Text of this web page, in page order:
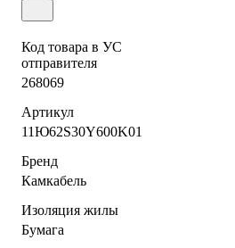
Код товара в УС
отправителя
268069
Артикул
11Ю62S30Y600K01
Бренд
Камкабель
Изоляция жилы
Бумага